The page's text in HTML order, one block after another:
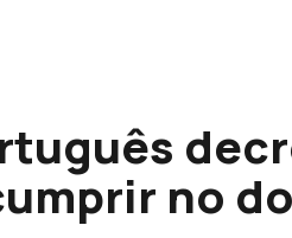
no